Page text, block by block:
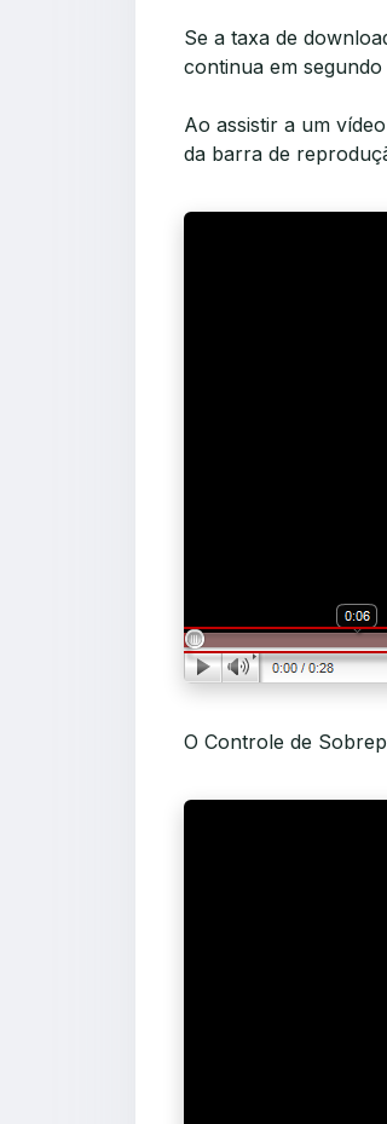
Se a taxa de
continua em
Ao assistir a um
da barra de
O Controle de